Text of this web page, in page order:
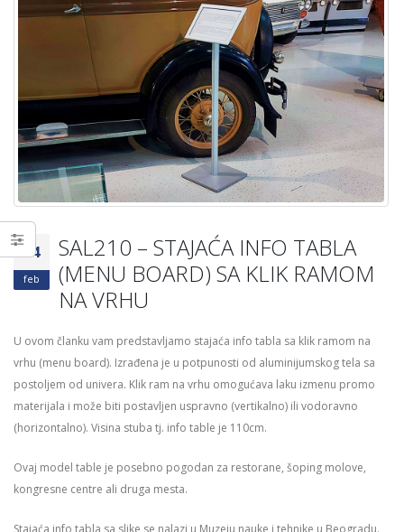
04
feb
SAL210 – STAJAĆA INFO TABLA
(MENU BOARD) SA KLIK RAMOM
NA VRHU
U ovom članku vam predstavljamo stajaća info tabla sa klik ramom na
vrhu (menu board). Izrađena je u potpunosti od aluminijumskog tela sa
postoljem od univera. Klik ram na vrhu omogućava laku izmenu promo
materijala i može biti postavljen uspravno (vertikalno) ili vodoravno
(horizontalno). Visina stuba tj. info table je 110cm.
Ovaj model table je posebno pogodan za restorane, šoping molove,
kongresne centre ali druga mesta.
Stajaća info tabla sa slike se nalazi u Muzeju nauke i tehnike u Beogradu.
JEDNOM MJESTU
WINDMASTER SA
PUNJIVOM BAZOM –
idealno rješenje za
vanjsko oglašavanje u svim
vremenskim uslovima
18/06/2026
KP – VEĆA SIGURNOST UZ
04/06/2026
STUB BARIJERA SA
TRAKOM ZA
– hromiran
23/04/2026
KLIRITNE KUTIJE ZA
ANKETE
03/04/2026